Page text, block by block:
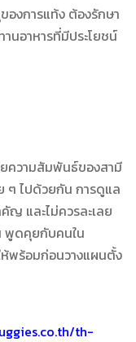
องการแท้ง ต้องรักษา
นอาหารที่มีประโยชน์
ความสัมพันธ์ของสามี
ๆ ไปด้วยกัน การดูแล
ญ และไม่ควรละเลย
พูดคุยกับคนใน
พร้อมก่อนวางแผนตั้ง
th-